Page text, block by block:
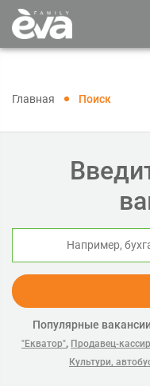
Главная Поиск
Популярные
"Екватор", Продавец-
Культури,